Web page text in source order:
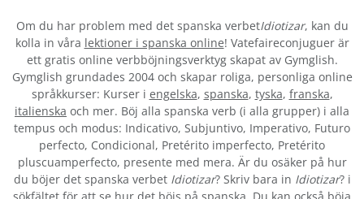
Om du har problem med det spanska verbetIdiotizar, kan du
kolla in våra lektioner i spanska online! Vatefaireconjuguer är
ett gratis online verbböjningsverktyg skapat av Gymglish.
Gymglish grundades 2004 och skapar roliga, personliga online
språkkurser: Kurser i engelska, spanska, tyska, franska,
italienska och mer. Böj alla spanska verb (i alla grupper) i alla
tempus och modus: Indicativo, Subjuntivo, Imperativo, Futuro
perfecto, Condicional, Pretérito imperfecto, Pretérito
pluscuamperfecto, presente med mera. Är du osäker på hur
du böjer det spanska verbet Idiotizar? Skriv bara in Idiotizar? i